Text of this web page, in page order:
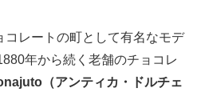
コレートの町として有名なモデ
年から続く老舗のチョコレ
（アンティカ・ドルチェ